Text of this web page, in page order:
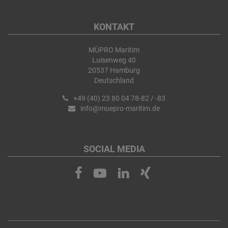
KONTAKT
MÜPRO Maritim
Luisenweg 40
20537 Hamburg
Deutschland
+49 (40) 23 80 04 78-82 / -83
info@muepro-maritim.de
SOCIAL MEDIA